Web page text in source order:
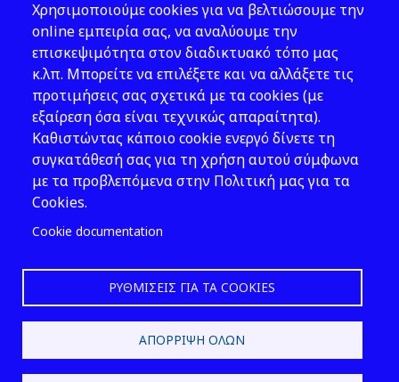
Νομοθεσία
Εκδόσεις
Νέα - Εκδηλώσεις
Ακολουθήστε μας
Χρησιμοποιούμε cookies για να βελτιώσουμε την
online εμπειρία σας, να αναλύουμε την
επισκεψιμότητα στον διαδικτυακό τόπο μας
κ.λπ. Μπορείτε να επιλέξετε και να αλλάξετε τις
προτιμήσεις σας σχετικά με τα cookies (με
εξαίρεση όσα είναι τεχνικώς απαραίτητα).
Καθιστώντας κάποιο cookie ενεργό δίνετε τη
συγκατάθεσή σας για τη χρήση αυτού σύμφωνα
με τα προβλεπόμενα στην Πολιτική μας για τα
Cookies.
Cookie documentation
ΡΥΘΜΊΣΕΙΣ ΓΙΑ ΤΑ COOKIES
ΑΠΌΡΡΙΨΗ ΌΛΩΝ
2026 © ΕΛ.ΙΝ.Υ.Α.Ε.
Design & Development by